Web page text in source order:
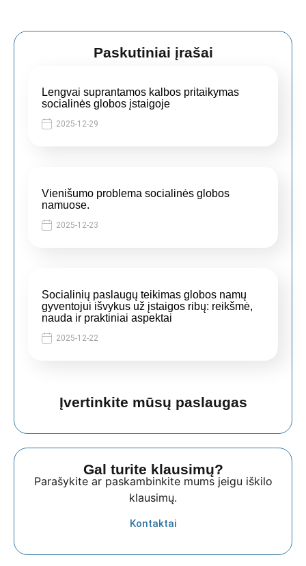
Paskutiniai įrašai
Lengvai suprantamos kalbos pritaikymas
socialinės globos įstaigoje
2025-12-29
Vienišumo problema socialinės globos
namuose.
2025-12-23
Socialinių paslaugų teikimas globos namų
gyventojui išvykus už įstaigos ribų: reikšmė,
nauda ir praktiniai aspektai
2025-12-22
Įvertinkite mūsų paslaugas
Gal turite klausimų?
Parašykite ar paskambinkite mums jeigu iškilo
klausimų.
Kontaktai